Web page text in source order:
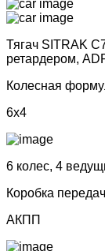
Тягач SITRAK
ретардером,
Колесная
6x4
6 колес, 4
Коробка передач
АКПП